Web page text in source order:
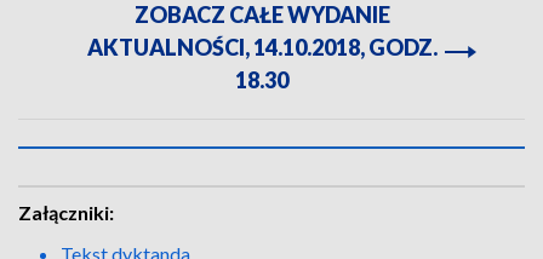
ZOBACZ CAŁE WYDANIE
AKTUALNOŚCI, 14.10.2018, GODZ.
18.30
Załączniki:
Tekst dyktanda